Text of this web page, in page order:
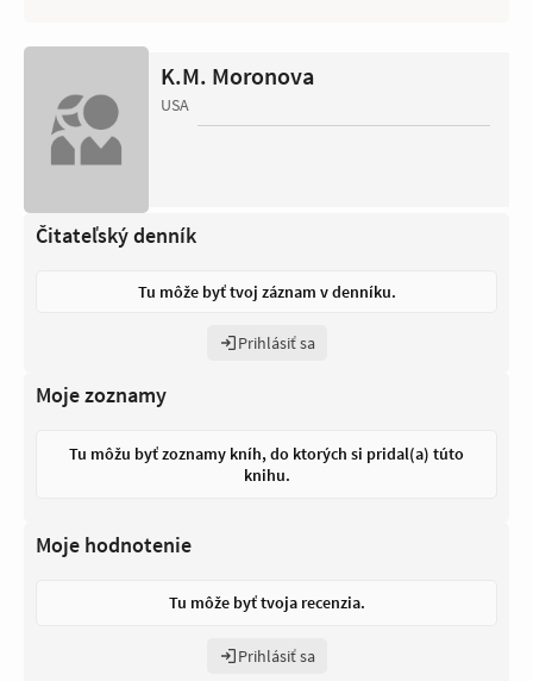
K.M. Moronova
USA
Čitateľský denník
Tu môže byť tvoj záznam v denníku.
Prihlásiť sa
Moje zoznamy
Tu môžu byť zoznamy kníh, do ktorých si pridal(a) túto
knihu.
Moje hodnotenie
Tu môže byť tvoja recenzia.
Prihlásiť sa